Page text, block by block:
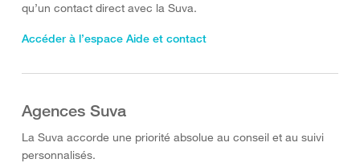
qu’un contact direct avec la Suva.
Accéder à l’espace Aide et contact
Agences Suva
La Suva accorde une priorité absolue au conseil et au suivi
personnalisés.